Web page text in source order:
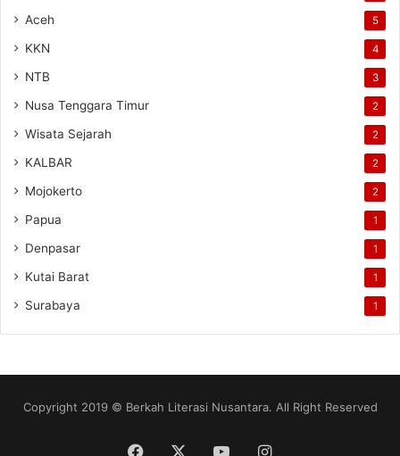
Aceh 5
KKN 4
NTB 3
Nusa Tenggara Timur 2
Wisata Sejarah 2
KALBAR 2
Mojokerto 2
Papua 1
Denpasar 1
Kutai Barat 1
Surabaya 1
Copyright 2019 © Berkah Literasi Nusantara. All Right Reserved
Facebook YouTubeInstagram